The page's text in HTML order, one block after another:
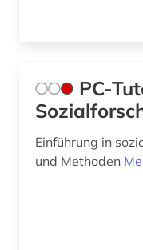
PC-
Einführung in
und Methoden